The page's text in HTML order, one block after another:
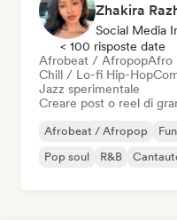
Zhakira
Social Media
< 100 risposte date
Afrobeat / AfropopAfro
Chill / Lo-fi Hip-Hop
Jazz sperimentale
Creare post o reel di
Afrobeat / Afropop
Pop soul
R&B